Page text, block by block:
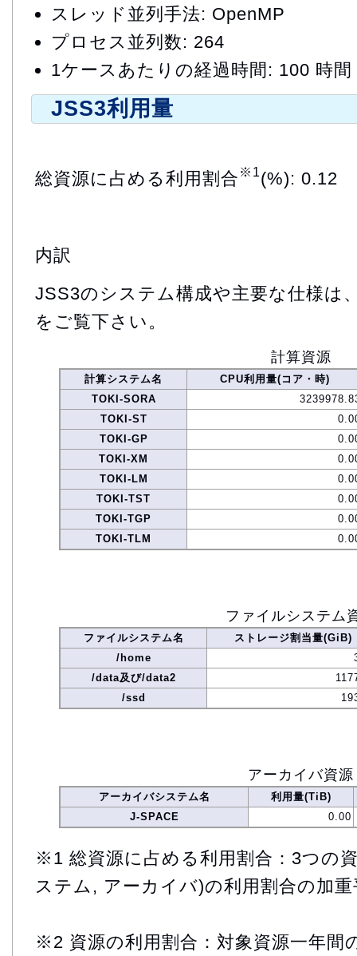
スレッド並列手法: OpenMP
プロセス並列数: 264
1ケースあたりの経過時間: 100 時間
JSS3利用量
総資源に占める利用割合 ※1(%): 0.12
内訳
JSS3のシステム構成や主要な仕様は
をご覧下さい。
計算資源
計算システム名
CPU利用量(コア・時)
TOKI-SORA
TOKI-ST
TOKI-GP
TOKI-XM
TOKI-LM
TOKI-TST
TOKI-TGP
TOKI-TLM
ファイルシステム
ファイルシステム名
ストレージ割当量(GiB)
/home
/data及び/data2
/ssd
アーカイバ資源
アーカイバシステム名
利用量(TiB)
J-SPACE
0.00
※1 総資源に占める利用割合：3つの
ステム, アーカイバ)の利用割合の加重
※2 資源の利用割合：対象資源一年間